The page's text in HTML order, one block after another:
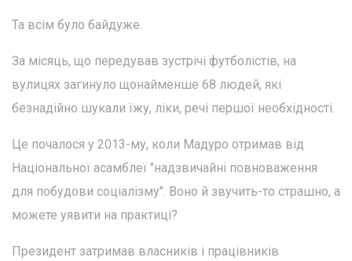
Та всім було байдуже.
За місяць, що передував зустрічі футболістів, на
вулицях загинуло щонайменше 68 людей, які
безнадійно шукали їжу, ліки, речі першої необхідності.
Це почалося у 2013-му, коли Мадуро отримав від
Національної асамблеї "надзвичайні повноваження
для побудови соціалізму". Воно й звучить-то страшно, а
можете уявити на практиці?
Президент затримав власників і працівників